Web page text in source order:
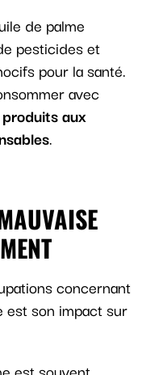
de palme
pesticides et
pour la santé.
avec
aux
.
concernant
est son impact sur